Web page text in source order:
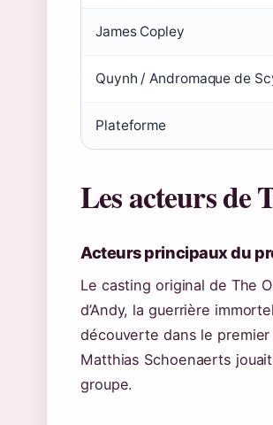
James Copley
Quynh / Andromaque de
Plateforme
Les acteurs de
Acteurs principaux du
Le casting original de The
d’Andy, la guerrière
découverte dans le premier
Matthias Schoenaerts
groupe.